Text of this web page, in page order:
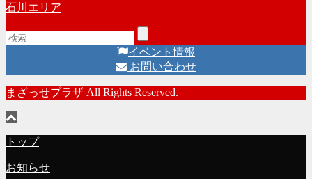
石川エリア
イベント情報
お問い合わせ
まざっせプラザ All Rights Reserved.
トップ
お知らせ